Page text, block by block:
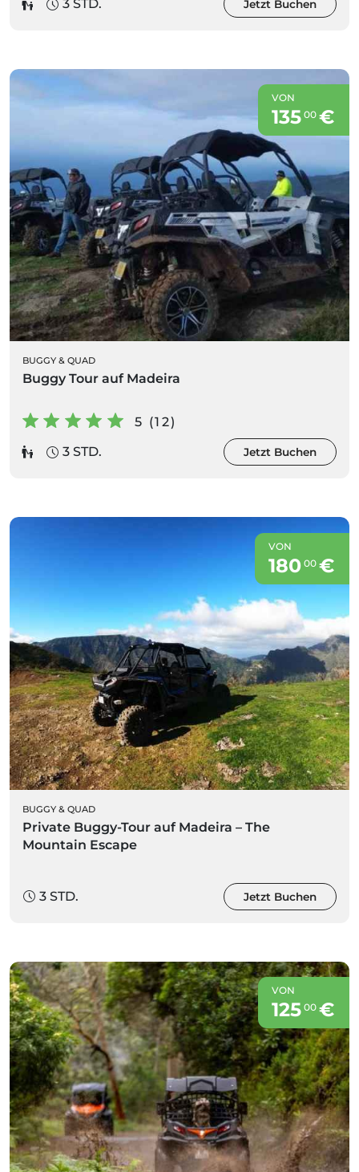
3 STD. Jetzt Buchen
VON
135 00€
BUGGY & QUAD
Buggy Tour auf Madeira
5 (12)
3 STD.
Jetzt Buchen
VON
180 00€
BUGGY & QUAD
Private Buggy-Tour auf Madeira – The
Mountain Escape
3 STD. Jetzt Buchen
VON
125 00€